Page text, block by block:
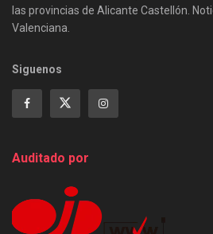
las provincias de Alicante Castellón.
Valenciana.
Siguenos
Auditado por